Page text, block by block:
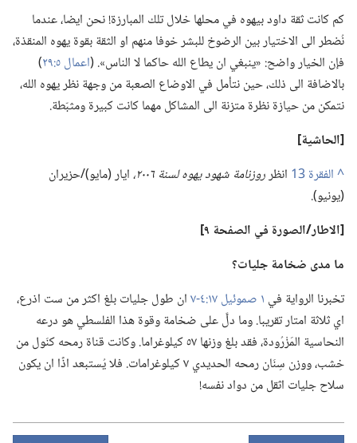
كم كانت ثقة داود بيهوه في محلها خلال تلك المبارزة!‏ نحن ايضا،‏ عندما
نُضطر الى الاختيار بين الرضوخ للبشر خوفا منهم او الثقة بقوة يهوه المنقذة،‏
فإن الخيار واضح:‏ «ينبغي ان يطاع الله حاكما لا الناس».‏ (‏اعمال ٥:‏٢٩
‏)‏
بالاضافة الى ذلك،‏ حين نتأمل في الاوضاع الصعبة من وجهة نظر يهوه الله،‏
نتمكن من حيازة نظرة متزنة الى المشاكل مهما كانت كبيرة ومثبّطة.‏
‏[الحاشية]‏
^
انظرروزنامة شهود يهوه لسنة ٢٠٠٦،‏
ايار (‏مايو)‏/‏حزيران
(‏يونيو)‏.‏
‏[الاطار/‏الصورة في الصفحة ٩]‏
ما مدى ضخامة جليات؟‏
تخبرنا الرواية في ١ صموئيل ١٧:‏٤-‏٧
ان طول جليات بلغ اكثر من ست اذرع،‏
اي ثلاثة امتار تقريبا.‏ وما دلَّ على ضخامة وقوة هذا الفلسطي هو درعه
النحاسية المَزْرُودة،‏ فقد بلغ وزنها ٥٧ كيلوغراما.‏ وكانت قناة رمحه كنَول من
خشب،‏ ووزن سِنَان رمحه الحديدي ٧ كيلوغرامات.‏ فلا يُستبعد اذًا ان يكون
سلاح جليات اثقل من دواد نفسه!‏